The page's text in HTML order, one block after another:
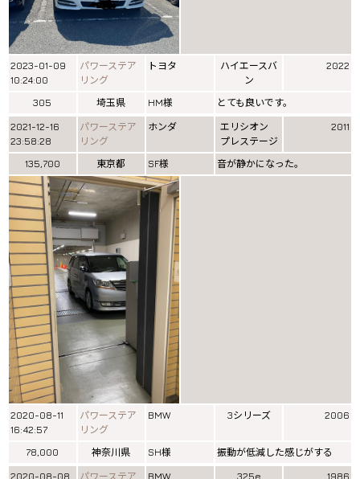
2023-01-09
10:24:00
パワーステア
リング
トヨタ
ハイエースバ
ン
2022
305 埼玉県 HM様
とても良いです。
2021-12-16
23:58:28
パワーステア
リング
ホンダ
エリシオン
プレステージ
2011
135,700 東京都 SF様 音が静かになった。
2020-08-11
16:42:57
パワーステア
リング
BMW 3シリーズ 2006
78,000 神奈川県 SH様
振動が低減した感じがする
2020-08-08
パワーステア BMW 325e 1986